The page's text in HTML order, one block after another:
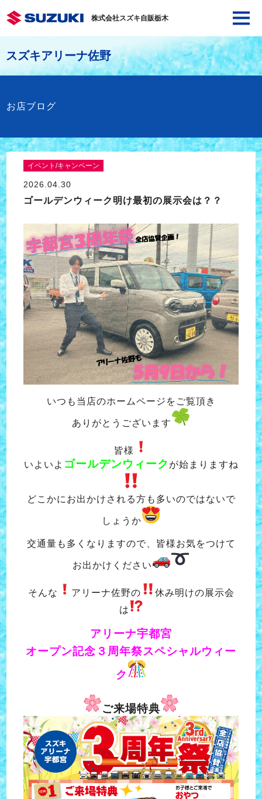
株式会社スズキ自販栃木
スズキアリーナ佐野
お店ブログ
イベント/キャンペーン
2026.04.30
ゴールデンウィーク明け最初の展示会は？？
いつも当店のホームページをご覧頂き
ありがとうございます
皆様
いよいよ ゴールデンウィーク が始まりますね
どこかにお出かけされる方も多いのではないで
しょうか
交通量も多くなりますので、皆様お気をつけて
お出かけください
そんな アリーナ佐野の
休み明けの展示会
は
アリーナ宇都宮
オープン記念３周年祭スペシャルウィー
ク
ご来場特典